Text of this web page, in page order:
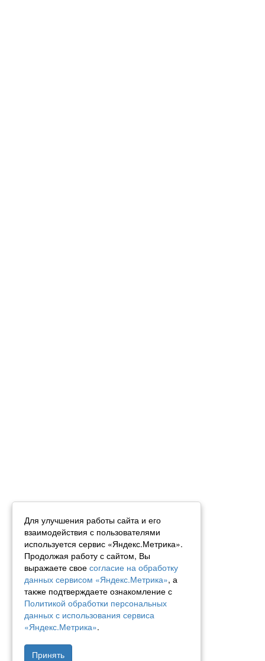
Для улучшения работы сайта и его
взаимодействия с пользователями
используется сервис «Яндекс.Метрика».
Продолжая работу с сайтом, Вы
выражаете свое согласие на обработку
данных сервисом «Яндекс.Метрика», а
также подтверждаете ознакомление с
Политикой обработки персональных
данных с использования сервиса
«Яндекс.Метрика».
Принять